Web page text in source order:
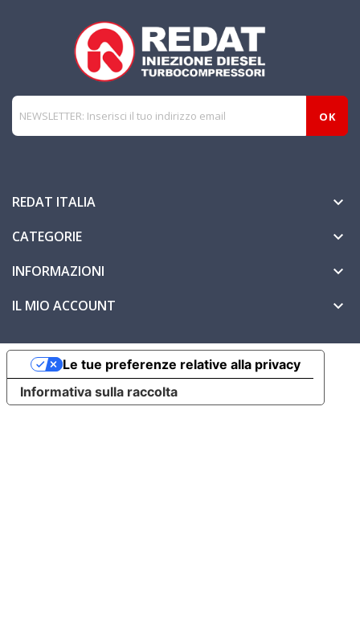
REDAT ITALIA 
CATEGORIE 
INFORMAZIONI 
IL MIO ACCOUNT 
Informativa sulla raccolta
Le tue preferenze relative alla privacy